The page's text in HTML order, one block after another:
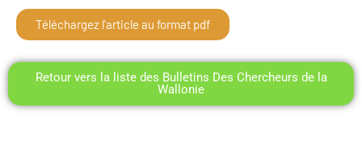
Téléchargez l'article au format pdf
Retour vers la liste des Bulletins Des Chercheurs de la
Wallonie